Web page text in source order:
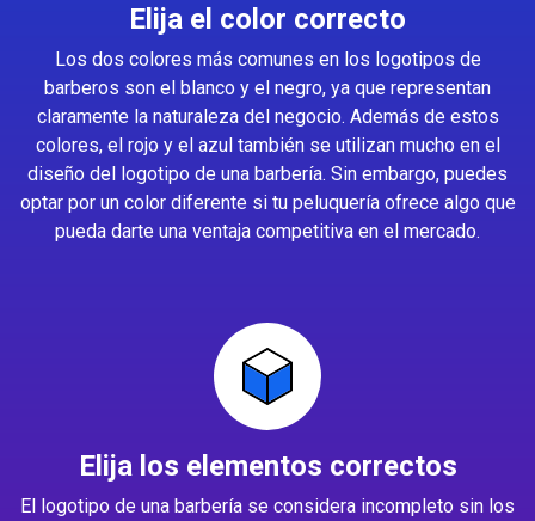
Elija el color correcto
Los dos colores más comunes en los logotipos de
barberos son el blanco y el negro, ya que representan
claramente la naturaleza del negocio. Además de estos
colores, el rojo y el azul también se utilizan mucho en el
diseño del logotipo de una barbería. Sin embargo, puedes
optar por un color diferente si tu peluquería ofrece algo que
pueda darte una ventaja competitiva en el mercado.
Elija los elementos correctos
El logotipo de una barbería se considera incompleto sin los